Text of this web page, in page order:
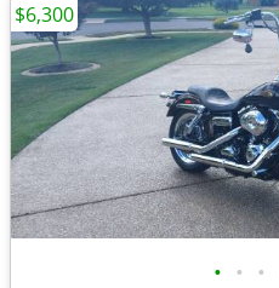
• • •
$6,300